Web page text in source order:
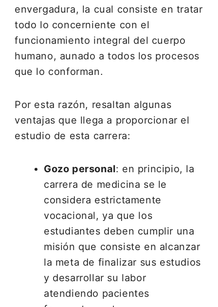
envergadura, la cual consiste en tratar
todo lo concerniente con el
funcionamiento integral del cuerpo
humano, aunado a todos los procesos
que lo conforman.
Por esta razón, resaltan algunas
ventajas que llega a proporcionar el
estudio de esta carrera:
Gozo personal: en principio, la
carrera de medicina se le
considera estrictamente
vocacional, ya que los
estudiantes deben cumplir una
misión que consiste en alcanzar
la meta de finalizar sus estudios
y desarrollar su labor
atendiendo pacientes